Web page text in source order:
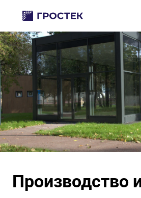
Производство